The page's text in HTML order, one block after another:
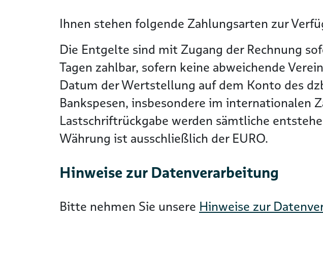
Ihnen stehen folgende Zahlungsarten zur
Die Entgelte sind mit Zugang der Rechnung
Tagen zahlbar, sofern keine abweichende
Datum der Wertstellung auf dem Konto des
Bankspesen, insbesondere im internationalen
Lastschriftrückgabe werden sämtliche
Währung ist ausschließlich der EURO.
Hinweise zur Datenverarbeitung
Bitte nehmen Sie unsere Hinweise zur